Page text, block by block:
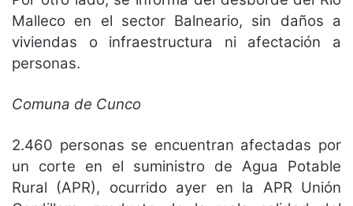
Malleco en el sector Balneario, sin daños a
viviendas o infraestructura ni afectación a
personas.
Comuna de Cunco
2.460 personas se encuentran afectadas por
un corte en el suministro de Agua Potable
Rural (APR), ocurrido ayer en la APR Unión